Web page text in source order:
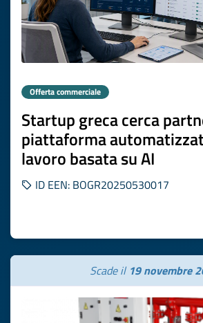
Offerta commerciale
Startup greca cerca
piattaforma
lavoro basata su AI
ID EEN: BOGR20250530017
Scade il 19 novembre